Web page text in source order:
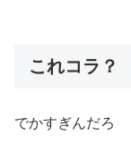
これコラ？
でかすぎんだろ